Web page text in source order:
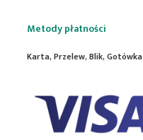
Metody płatności
Karta, Przelew, Blik, Gotówka